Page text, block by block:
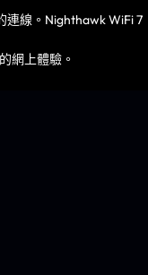
連線。Nighthawk WiFi 7
網上體驗。